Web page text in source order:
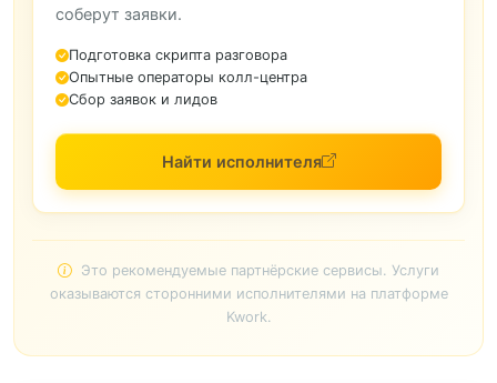
соберут заявки.
Подготовка скрипта разговора
Опытные операторы колл-центра
Сбор заявок и лидов
Найти исполнителя
Это рекомендуемые партнёрские сервисы. Услуги
оказываются сторонними исполнителями на платформе
Kwork.